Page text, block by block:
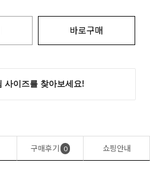
바로구매
구매후기 0 쇼핑안내